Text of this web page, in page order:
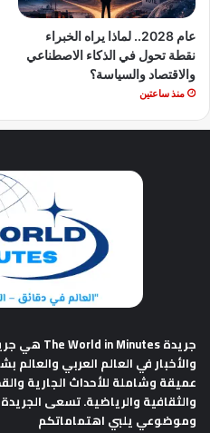
عام 2028.. لماذا يراه الخبراء
نقطة تحول في الذكاء الاصطناعي
والاقتصاد والسياسة؟
منذ ساعتين
جريدة The World in Minutes
هي
والأخبار في العالم العربي والعالم
عميقة وشاملة للأحداث الجارية
والثقافية والرياضية. تسعى
وموضوعي يلبي اهتماماتكم